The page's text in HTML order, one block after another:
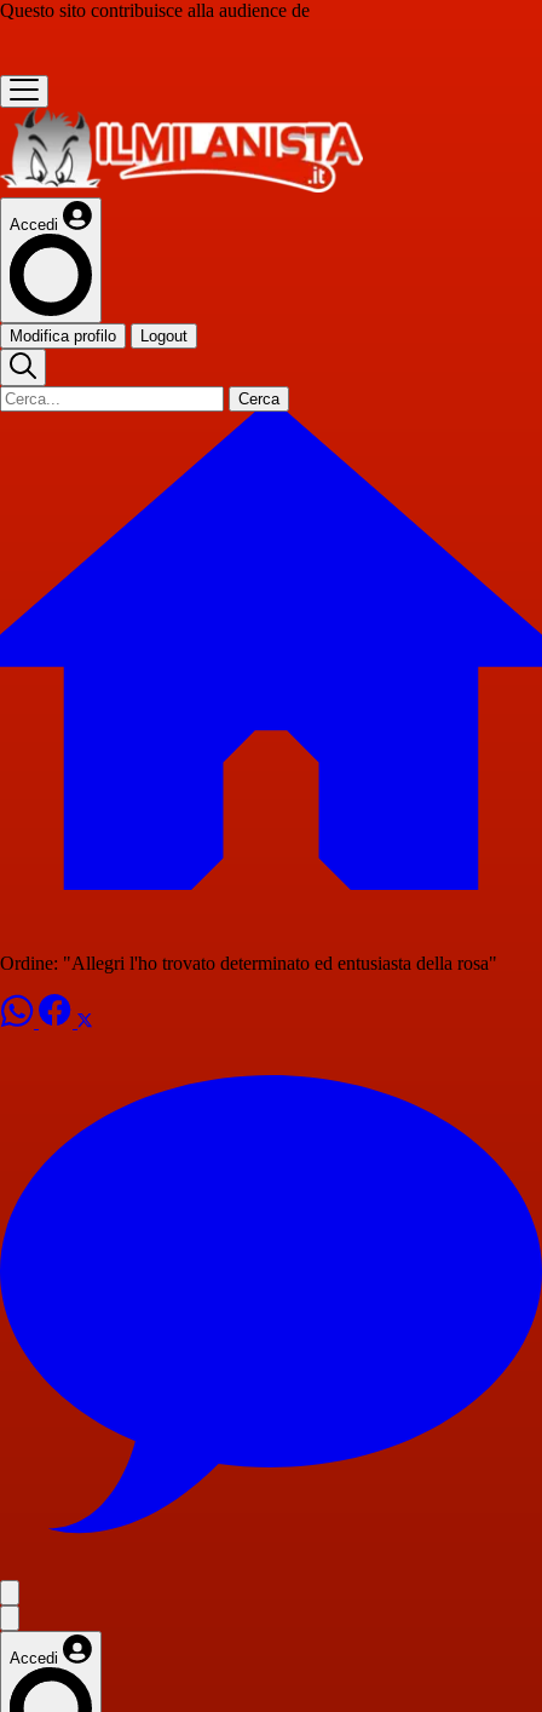
Questo sito contribuisce alla audience de
Accedi
Modifica profilo Logout
Cerca
Ordine: "Allegri l'ho trovato determinato ed entusiasta della rosa"
Accedi